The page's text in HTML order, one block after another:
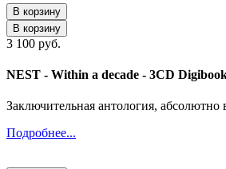
В корзину
В корзину
3 100 руб.
NEST - Within a decade - 3CD
Заключительная антология,
Подробнее...